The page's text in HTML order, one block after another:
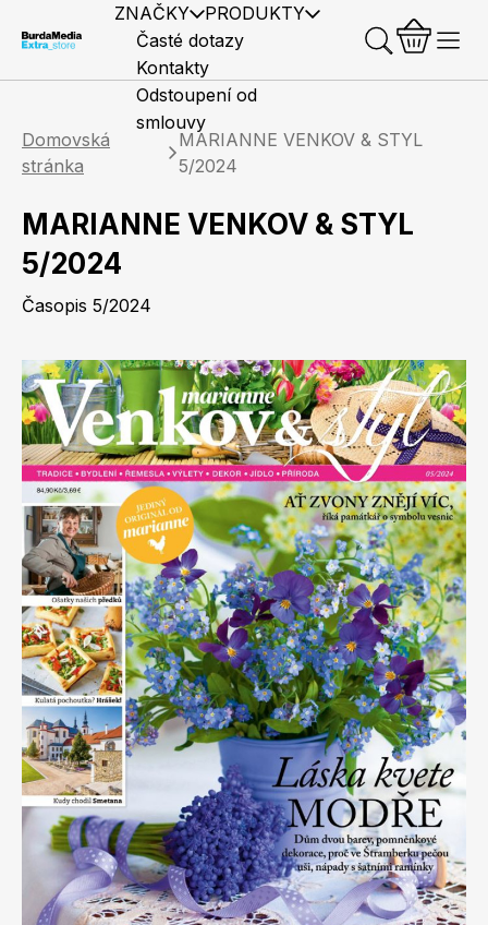
ZNAČKY PRODUKTY
Marianne
Apetit
Svět ženy
Elle Decoration
Marianne Bydlení
Marianne Venkov & styl
Předplatné časopisů
Knihy Merch
Časté dotazy
Kontakty
Odstoupení od
smlouvy
Domovská
stránka
MARIANNE VENKOV & STYL
5/2024
MARIANNE VENKOV & STYL
5/2024
Časopis 5/2024